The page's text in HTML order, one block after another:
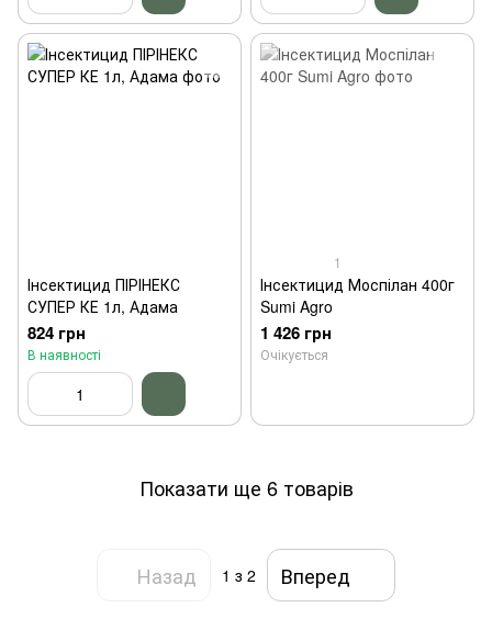
Інсектицид ПІРІНЕКС
СУПЕР КЕ 1л, Адама
824 грн
В наявності
1
Інсектицид Моспілан 400г
Sumi Agro
1 426 грн
Очікується
Показати ще 6 товарів
Назад 1 з 2 Вперед